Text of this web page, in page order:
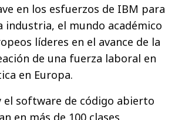
en los esfuerzos de IBM para
industria, el mundo académico
líderes en el avance de la
de una fuerza laboral en
en Europa.
el software de código abierto
en más de 100 clases